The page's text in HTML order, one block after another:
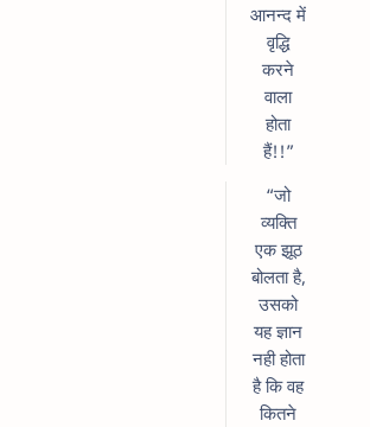
आनन्द में
वृद्धि
करने
वाला
होता
हैं!!”
“जो
व्यक्ति
एक झूठ
बोलता है,
उसको
यह ज्ञान
नही होता
है कि वह
कितने